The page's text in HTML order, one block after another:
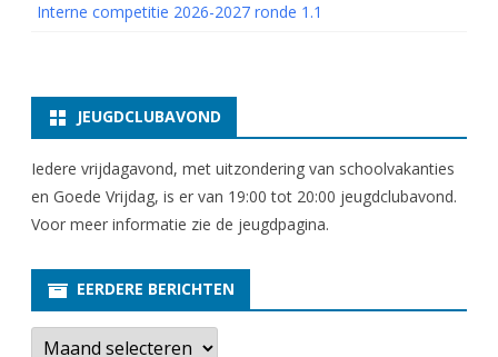
Interne competitie 2026-2027 ronde 1.1
JEUGDCLUBAVOND
Iedere vrijdagavond, met uitzondering van schoolvakanties
en Goede Vrijdag, is er van 19:00 tot 20:00 jeugdclubavond.
Voor meer informatie zie de jeugdpagina.
EERDERE BERICHTEN
E